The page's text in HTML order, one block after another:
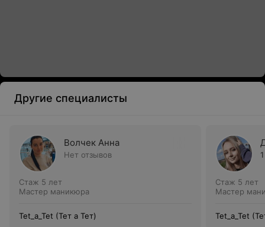
Другие специалисты
Волчек Анна
Нет отзывов
Стаж 5 лет
Мастер маникюра
Tet_a_Tet (Тет а Тет)
Стаж 5 лет
Мастер
Tet_a_Tet